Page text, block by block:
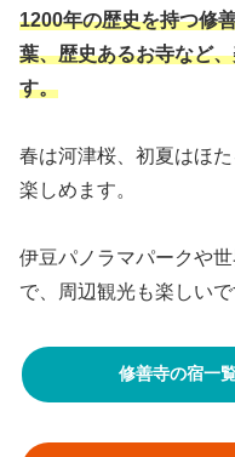
1200年の歴史を持つ修
葉、歴史あるお寺など
す。
春は河津桜、初夏はほ
楽しめます。
伊豆パノラマパークや
で、周辺観光も楽しいで
修善寺の宿一